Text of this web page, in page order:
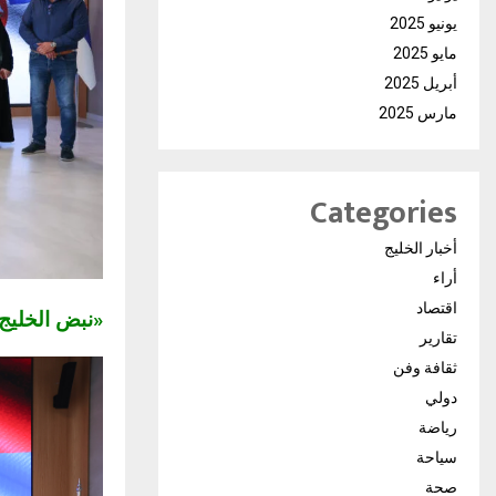
«نبض
يونيو 2025
مايو 2025
أبريل 2025
مارس 2025
Categories
أخبار الخليج
أراء
اقتصاد
تقارير
ثقافة وفن
دولي
رياضة
سياحة
صحة